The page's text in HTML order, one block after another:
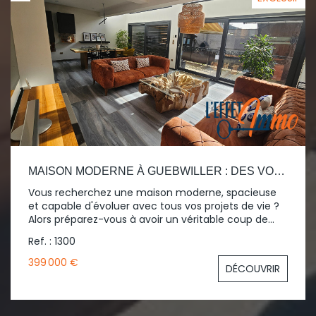
dépendance offrant un espace de rangement ou
un potentiel supplémentaire.
MAISON MODERNE À GUEBWILLER : DES VOLUMES INCROYABLES ET UN POTENTIEL RARE !
Vous recherchez une maison moderne, spacieuse
et capable d'évoluer avec tous vos projets de vie ?
Alors préparez-vous à avoir un véritable coup de
des commodités, cette superbe maison familiale
séduit dès les premiers instants par ses volumes
généreux, sa luminosité et son ambiance
ton est donné : un hall accueillant avec placards
intégrés, pensé pour offrir confort et praticité au
Ref. : 1300
399 000 €
DÉCOUVRIR